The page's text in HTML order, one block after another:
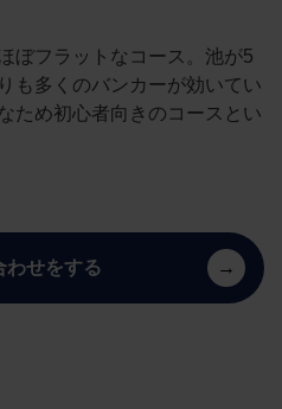
ぼフラットなコース。池が5
も多くのバンカーが効いてい
ため初心者向きのコースとい
わせをする